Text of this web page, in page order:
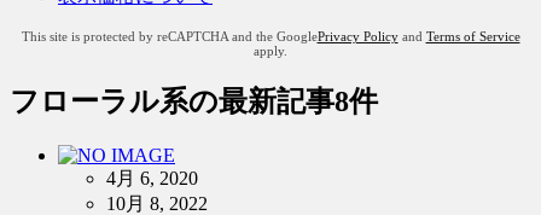
This site is protected by reCAPTCHA and the GooglePrivacy Policyand Terms of Service
apply.
フローラル系の最新記事8件
4月 6, 2020
10月 8, 2022